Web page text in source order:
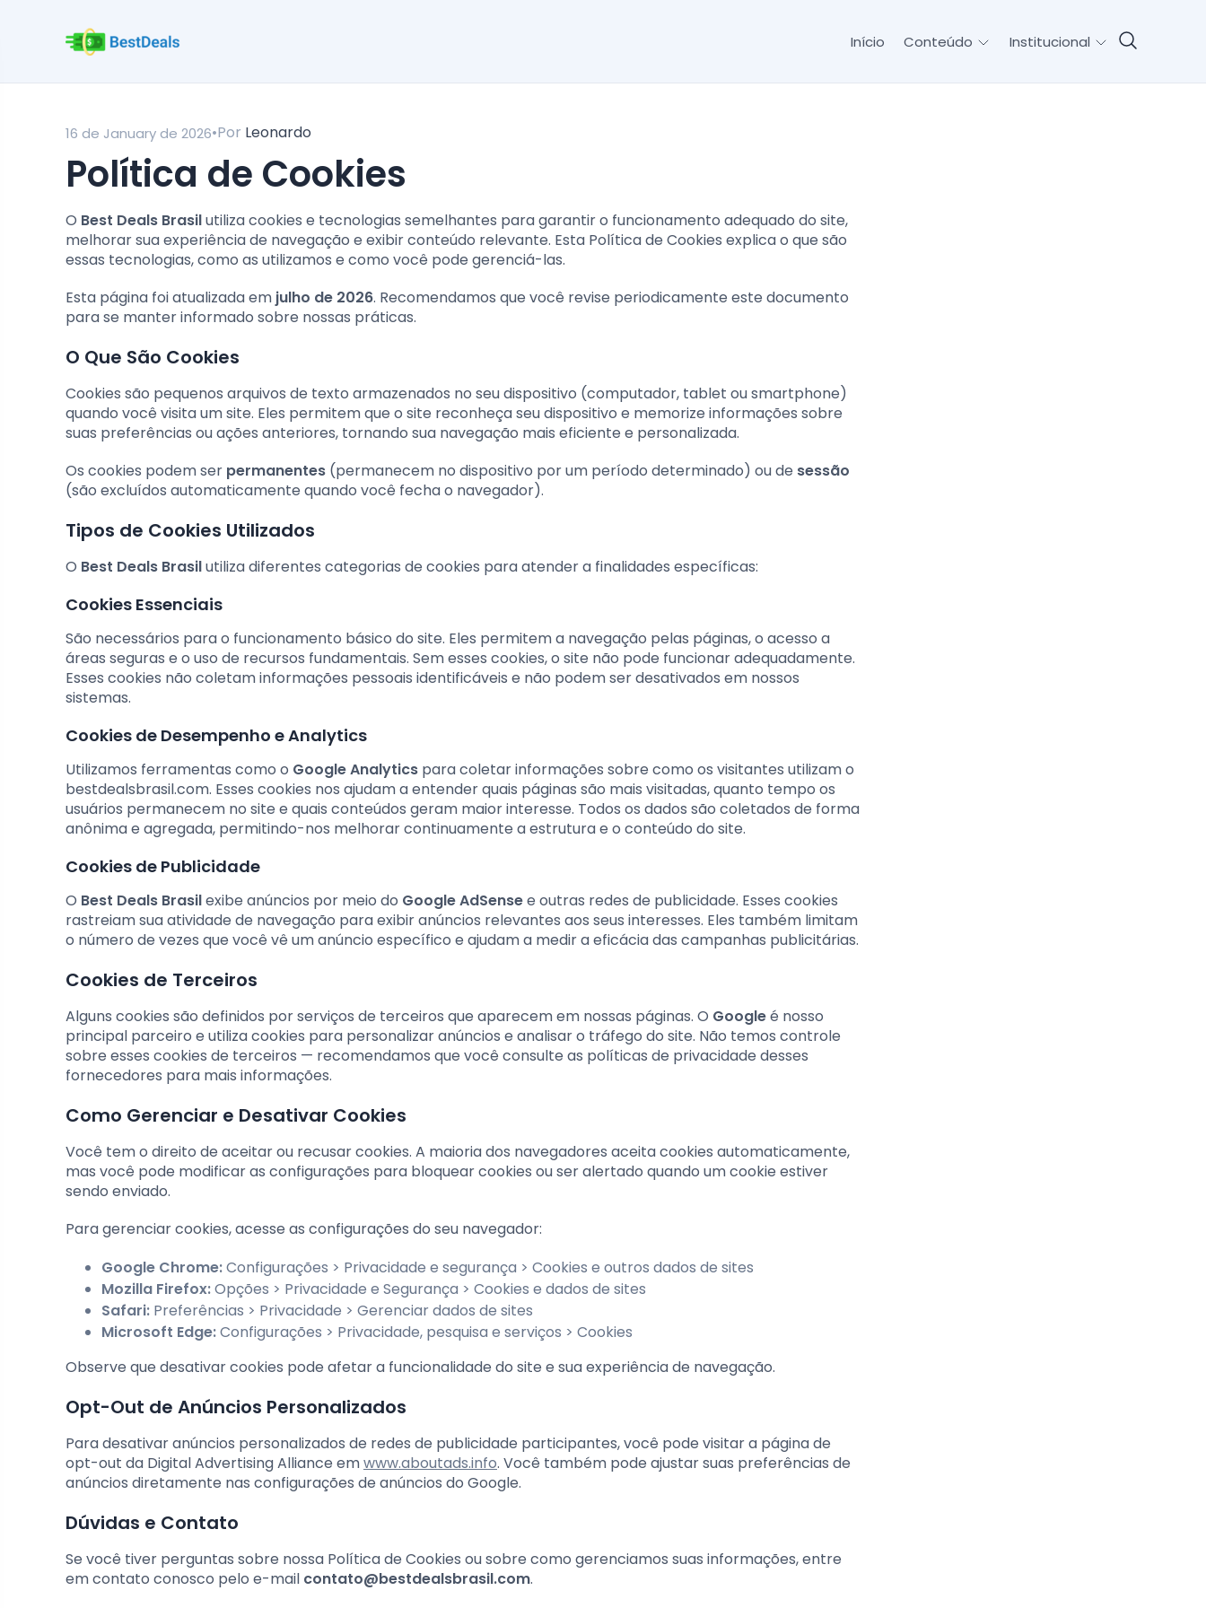
Início Conteúdo Institucional
16 de January de 2026•Por Leonardo
Política de Cookies
O Best Deals Brasilutiliza cookies e tecnologias semelhantes para garantir o funcionamento adequado do site,
melhorar sua experiência de navegação e exibir conteúdo relevante. Esta Política de Cookies explica o que são
essas tecnologias, como as utilizamos e como você pode gerenciá-las.
Esta página foi atualizada em julho de 2026. Recomendamos que você revise periodicamente este documento
para se manter informado sobre nossas práticas.
O Que São Cookies
Cookies são pequenos arquivos de texto armazenados no seu dispositivo (computador, tablet ou smartphone)
quando você visita um site. Eles permitem que o site reconheça seu dispositivo e memorize informações sobre
suas preferências ou ações anteriores, tornando sua navegação mais eficiente e personalizada.
Os cookies podem ser permanentes (permanecem no dispositivo por um período determinado) ou de sessão
(são excluídos automaticamente quando você fecha o navegador).
Tipos de Cookies Utilizados
O Best Deals Brasilutiliza diferentes categorias de cookies para atender a finalidades específicas:
Cookies Essenciais
São necessários para o funcionamento básico do site. Eles permitem a navegação pelas páginas, o acesso a
áreas seguras e o uso de recursos fundamentais. Sem esses cookies, o site não pode funcionar adequadamente.
Esses cookies não coletam informações pessoais identificáveis e não podem ser desativados em nossos
sistemas.
Cookies de Desempenho e Analytics
Utilizamos ferramentas como o Google Analytics para coletar informações sobre como os visitantes utilizam o
bestdealsbrasil.com. Esses cookies nos ajudam a entender quais páginas são mais visitadas, quanto tempo os
usuários permanecem no site e quais conteúdos geram maior interesse. Todos os dados são coletados de forma
anônima e agregada, permitindo-nos melhorar continuamente a estrutura e o conteúdo do site.
Cookies de Publicidade
O Best Deals Brasilexibe anúncios por meio do Google AdSensee outras redes de publicidade. Esses cookies
rastreiam sua atividade de navegação para exibir anúncios relevantes aos seus interesses. Eles também limitam
o número de vezes que você vê um anúncio específico e ajudam a medir a eficácia das campanhas publicitárias.
Cookies de Terceiros
Alguns cookies são definidos por serviços de terceiros que aparecem em nossas páginas. O Googleé nosso
principal parceiro e utiliza cookies para personalizar anúncios e analisar o tráfego do site. Não temos controle
sobre esses cookies de terceiros — recomendamos que você consulte as políticas de privacidade desses
fornecedores para mais informações.
Como Gerenciar e Desativar Cookies
Você tem o direito de aceitar ou recusar cookies. A maioria dos navegadores aceita cookies automaticamente,
mas você pode modificar as configurações para bloquear cookies ou ser alertado quando um cookie estiver
sendo enviado.
Para gerenciar cookies, acesse as configurações do seu navegador:
Google Chrome:Configurações > Privacidade e segurança > Cookies e outros dados de sites
Mozilla Firefox:Opções > Privacidade e Segurança > Cookies e dados de sites
Safari: Preferências > Privacidade > Gerenciar dados de sites
Microsoft Edge:Configurações > Privacidade, pesquisa e serviços > Cookies
Observe que desativar cookies pode afetar a funcionalidade do site e sua experiência de navegação.
Opt-Out de Anúncios Personalizados
Para desativar anúncios personalizados de redes de publicidade participantes, você pode visitar a página de
opt-out da Digital Advertising Alliance emwww.aboutads.info. Você também pode ajustar suas preferências de
anúncios diretamente nas configurações de anúncios do Google.
Dúvidas e Contato
Se você tiver perguntas sobre nossa Política de Cookies ou sobre como gerenciamos suas informações, entre
em contato conosco pelo e-mail contato@bestdealsbrasil.com.